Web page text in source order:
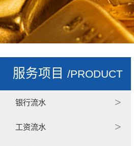
服务项目 /PRODUCT
银行流水
工资流水